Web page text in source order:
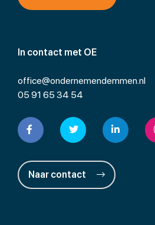
In contact met OE
office@ondernemendemmen.nl
05 91 65 34 54
Naar contact